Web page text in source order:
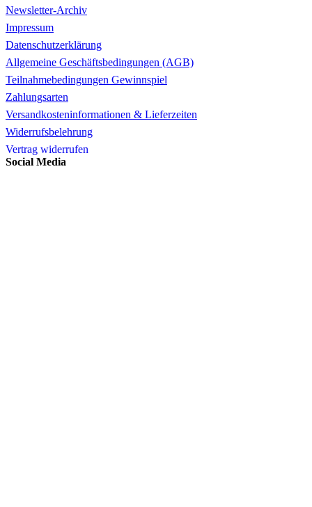
Newsletter-Archiv
Impressum
Datenschutzerklärung
Allgemeine Geschäftsbedingungen (AGB)
Teilnahmebedingungen Gewinnspiel
Zahlungsarten
Versandkosteninformationen & Lieferzeiten
Widerrufsbelehrung
Vertrag widerrufen
Social Media